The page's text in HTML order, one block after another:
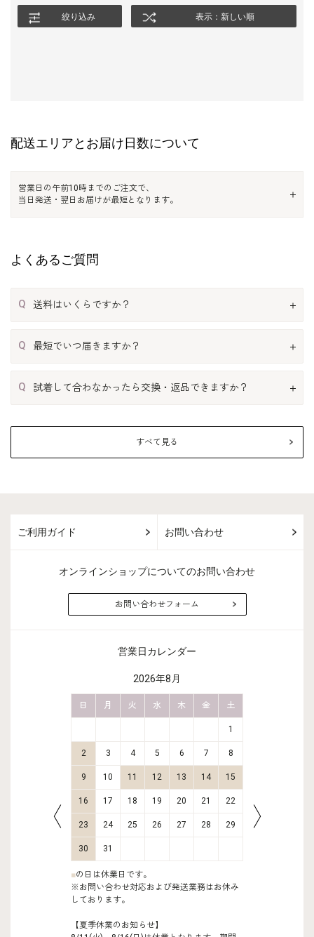
絞り込み 表示：新しい順
配送エリアとお届け日数について
営業日の午前10時までのご注文で、
当日発送・翌日お届けが最短となります。
よくあるご質問
Q 送料はいくらですか？
Q 最短でいつ届きますか？
Q 試着して合わなかったら交換・返品できますか？
すべて見る
ご利用ガイド お問い合わせ
オンラインショップについてのお問い合わせ
お問い合わせフォーム
営業日カレンダー
2026年8月
日 月 火 水 木 金 土
1
2 3 4 5 6 7 8
9 10 11 12 13 14 15
16 17 18 19 20 21 22
23 24 25 26 27 28 29
30 31
■の日は休業日です。
※お問い合わせ対応および発送業務はお休み
しております。
【夏季休業のお知らせ】